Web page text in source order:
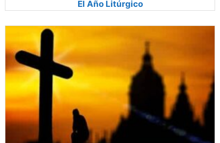
El Año Litúrgico